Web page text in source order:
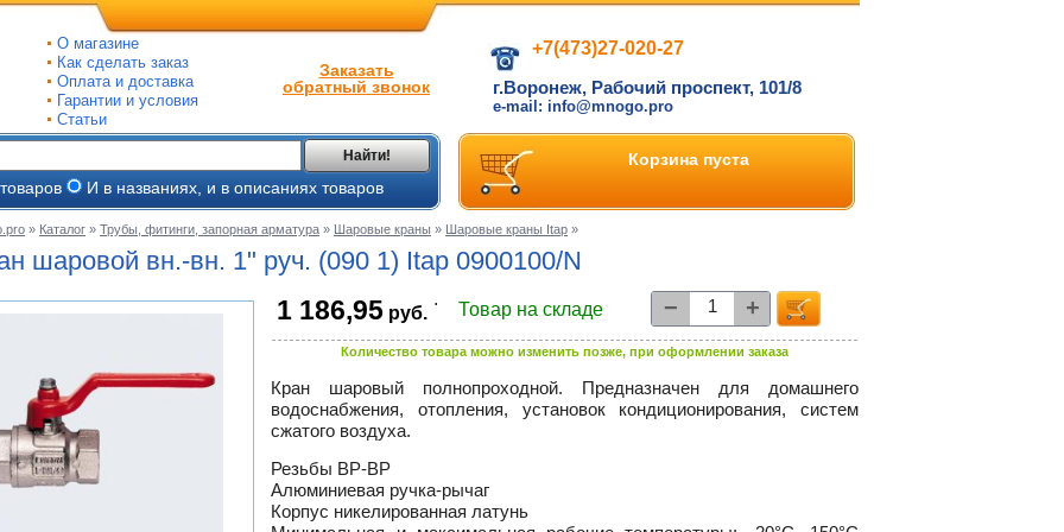
О магазине
Как сделать заказ
Оплата и доставка
Гарантии и условия
Статьи
Заказать
обратный звонок
+7(473)27-020-27
г.Воронеж, Рабочий проспект, 101/8
e-mail: info@mnogo.pro
Найти!
И в названиях, и в описаниях товаров
Корзина пуста
» Каталог » Трубы, фитинги, запорная арматура » Шаровые краны » Шаровые краны Itap »
шаровой вн.-вн. 1" руч. (090 1) Itap 0900100/N
1 186,95 руб.
.
Товар на складе − +
Количество товара можно изменить позже, при оформлении заказа
Кран шаровый полнопроходной. Предназначен для домашнего
водоснабжения, отопления, установок кондиционирования, систем
сжатого воздуха.
Резьбы ВР-ВР
Алюминиевая ручка-рычаг
Корпус никелированная латунь